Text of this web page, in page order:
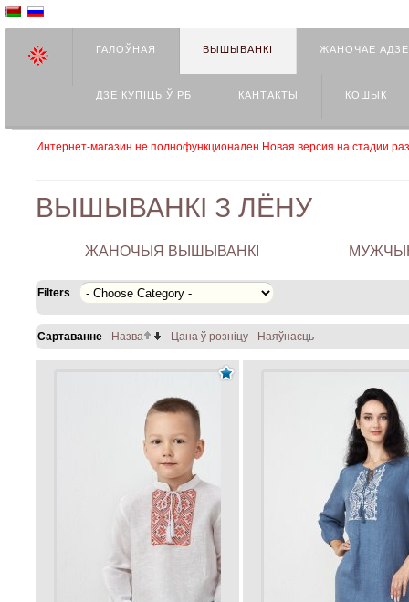
ГАЛОЎНАЯ ВЫШЫВАНКІ ЖАНОЧАЕ
ДЗЕ КУПIЦЬ Ў РБ КАНТАКТЫ КОШЫК
Интернет-магазин не полнофункционален Новая версия на стадии
ВЫШЫВАНКІ З ЛЁНУ
ЖАНОЧЫЯ ВЫШЫВАНКІ
Filters
Сартаванне Назва Цана ў розніцу Наяўнасць